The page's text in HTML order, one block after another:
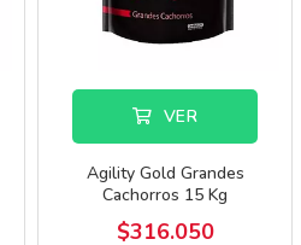
VER
Agility Gold Grandes
Cachorros 15 Kg
$316.050